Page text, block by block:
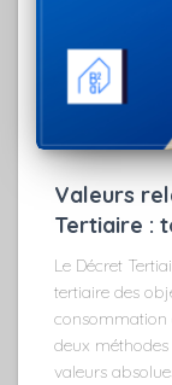
Valeurs
Tertiaire :
Le Décret
tertiaire des
consommation
deux méthodes
valeurs